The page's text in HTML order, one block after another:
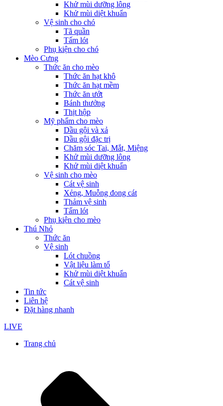
Khử mùi dưỡng lông
Khử mùi diệt khuẩn
Vệ sinh cho chó
Tã quần
Tấm lót
Phụ kiện cho chó
Mèo Cưng
Thức ăn cho mèo
Thức ăn hạt khô
Thức ăn hạt mềm
Thức ăn ướt
Bánh thưởng
Thịt hộp
Mỹ phẩm cho mèo
Dầu gội và xả
Dầu gội đặc trị
Chăm sóc Tai, Mắt, Miệng
Khử mùi dưỡng lông
Khử mùi diệt khuẩn
Vệ sinh cho mèo
Cát vệ sinh
Xẻng, Muỗng đong cát
Thảm vệ sinh
Tấm lót
Phụ kiện cho mèo
Thú Nhỏ
Thức ăn
Vệ sinh
Lót chuồng
Vật liệu làm tổ
Khử mùi diệt khuẩn
Cát vệ sinh
Tin tức
Liên hệ
Đặt hàng nhanh
LIVE
Trang chủ